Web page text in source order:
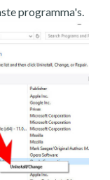
programma's.